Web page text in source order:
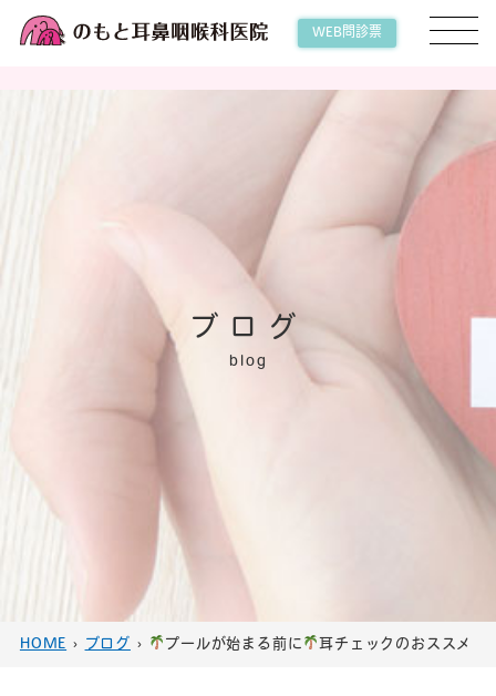
WEB問診票
ブログ
HOME › ブログ › プールが始まる前に 耳チェックのおススメ